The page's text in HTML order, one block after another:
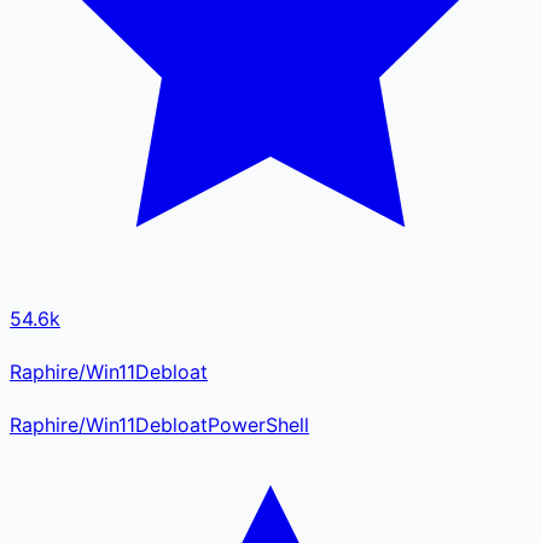
54.6k
Raphire/Win11Debloat
Raphire/Win11DebloatPowerShell